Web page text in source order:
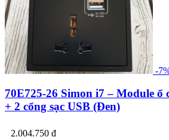
-
70E725-26 Simon i7 – Module ổ
+ 2 cổng sạc USB (Đen)
2.004.750 đ